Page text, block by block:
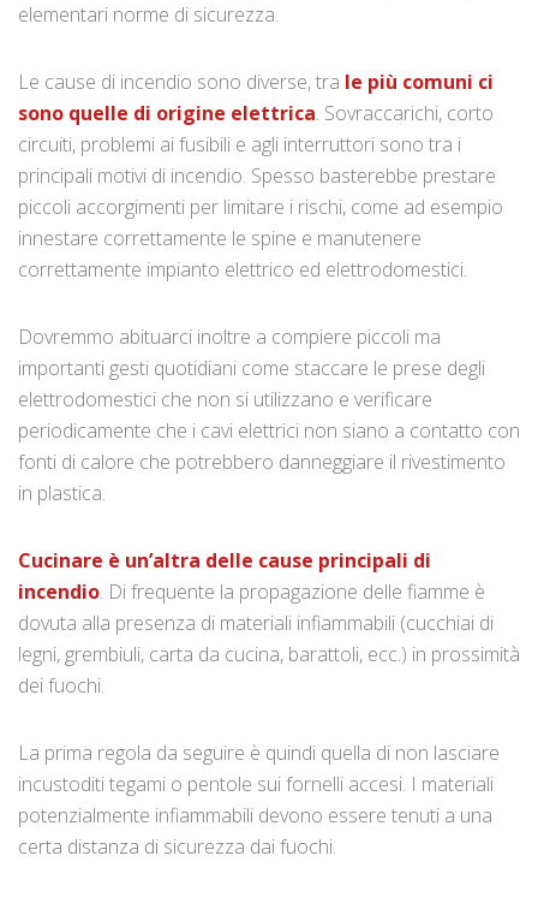
elementari norme di sicurezza.
Le cause di incendio sono diverse, tra le più comuni ci
sono quelle di origine elettrica. Sovraccarichi, corto
circuiti, problemi ai fusibili e agli interruttori sono tra i
principali motivi di incendio. Spesso basterebbe prestare
piccoli accorgimenti per limitare i rischi, come ad esempio
innestare correttamente le spine e manutenere
correttamente impianto elettrico ed elettrodomestici.
Dovremmo abituarci inoltre a compiere piccoli ma
importanti gesti quotidiani come staccare le prese degli
elettrodomestici che non si utilizzano e verificare
periodicamente che i cavi elettrici non siano a contatto con
fonti di calore che potrebbero danneggiare il rivestimento
in plastica.
Cucinare è un’altra delle cause principali di
incendio. Di frequente la propagazione delle fiamme è
dovuta alla presenza di materiali infiammabili (cucchiai di
legni, grembiuli, carta da cucina, barattoli, ecc.) in prossimità
dei fuochi.
La prima regola da seguire è quindi quella di non lasciare
incustoditi tegami o pentole sui fornelli accesi. I materiali
potenzialmente infiammabili devono essere tenuti a una
certa distanza di sicurezza dai fuochi.